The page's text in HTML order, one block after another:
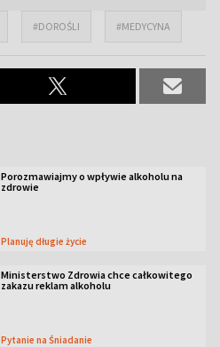
#DOROŚLI #MEDYCYNA
Porozmawiajmy o wpływie alkoholu na
zdrowie
Planuję długie życie
Ministerstwo Zdrowia chce całkowitego
zakazu reklam alkoholu
Pytanie na Śniadanie